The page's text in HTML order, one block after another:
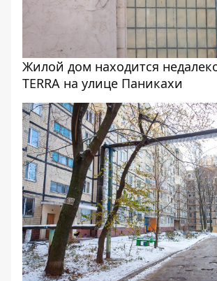
Жилой дом находится
TERRA на улице Паникахи